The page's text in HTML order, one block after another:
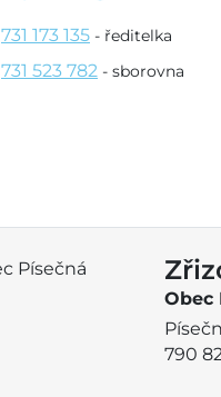
731 173 135 - ředitelka
731 523 782 - sborovna
Obec
790